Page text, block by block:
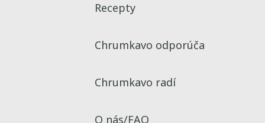
Recepty
Chrumkavo odporúča
Chrumkavo radí
O nás/FAQ